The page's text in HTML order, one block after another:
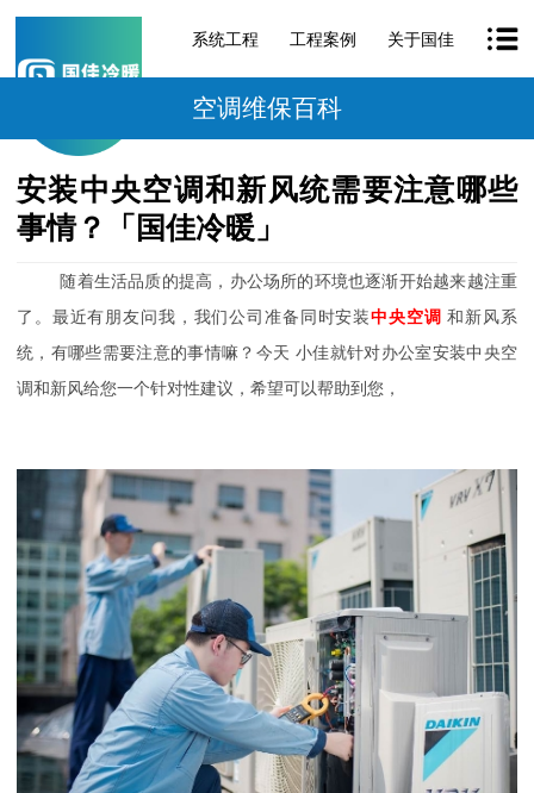
系统工程 工程案例 关于国佳
空调维保百科
安装中央空调和新风统需要注意哪些
事情？「国佳冷暖」
随着生活品质的提高，办公场所的环境也逐渐开始越来越注重
了。最近有朋友问我， 我们公司准备同时安装中央空调 和新风系
统，有哪些需要注意的事情嘛？今天 小佳就针对办公室安装中央空
调和新风给您一个针对性建议，希望可以帮助到您，